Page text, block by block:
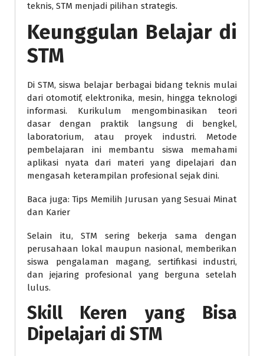
teknis, STM menjadi pilihan strategis.
Keunggulan Belajar di
STM
Di STM, siswa belajar berbagai bidang teknis mulai
dari otomotif, elektronika, mesin, hingga teknologi
informasi. Kurikulum mengombinasikan teori
dasar dengan praktik langsung di bengkel,
laboratorium, atau proyek industri. Metode
pembelajaran ini membantu siswa memahami
aplikasi nyata dari materi yang dipelajari dan
mengasah keterampilan profesional sejak dini.
Baca juga: Tips Memilih Jurusan yang Sesuai Minat
dan Karier
Selain itu, STM sering bekerja sama dengan
perusahaan lokal maupun nasional, memberikan
siswa pengalaman magang, sertifikasi industri,
dan jejaring profesional yang berguna setelah
lulus.
Skill Keren yang Bisa
Dipelajari di STM